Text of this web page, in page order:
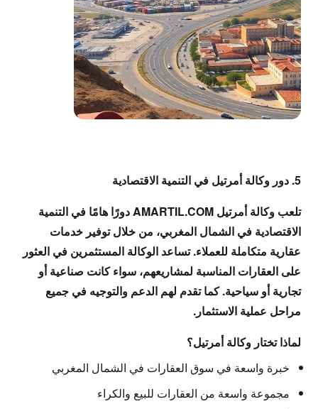
5. دور وكالة أمرتيل في التنمية الاقتصادية
تلعب وكالة أمرتيل AMARTIL.COM دورًا هامًا في التنمية
الاقتصادية في الشمال المغربي، من خلال توفير خدمات
عقارية متكاملة للعملاء. تساعد الوكالة المستثمرين في العثور
على العقارات المناسبة لمشاريعهم، سواء كانت صناعية أو
تجارية أو سياحية. كما تقدم لهم الدعم والتوجيه في جميع
مراحل عملية الاستثمار.
لماذا تختار وكالة أمرتيل؟
خبرة واسعة في سوق العقارات في الشمال المغربي
مجموعة واسعة من العقارات للبيع والكراء